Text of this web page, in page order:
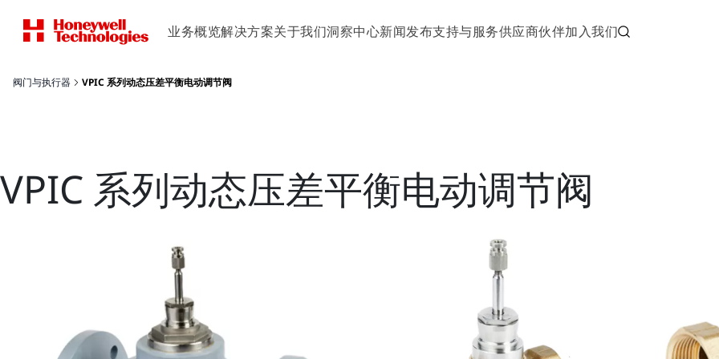
业务概览解决方案关于我们洞察中心新闻发布支持与服务供应商伙伴加入我们
阀门与执行器 VPIC 系列动态压差平衡电动调节阀
VPIC 系列动态压差平衡电动调节阀